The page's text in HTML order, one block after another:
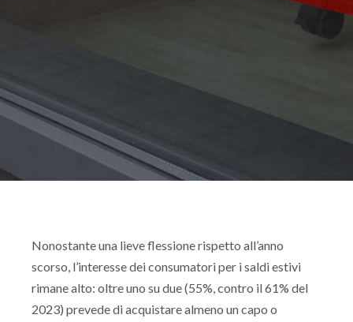
Nonostante una lieve flessione rispetto all’anno
scorso, l’interesse dei consumatori per i saldi estivi
rimane alto: oltre uno su due (55%, contro il 61% del
2023) prevede di acquistare almeno un capo o